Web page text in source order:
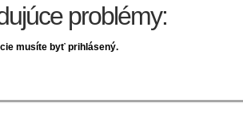
problémy:
musíte byť prihlásený.